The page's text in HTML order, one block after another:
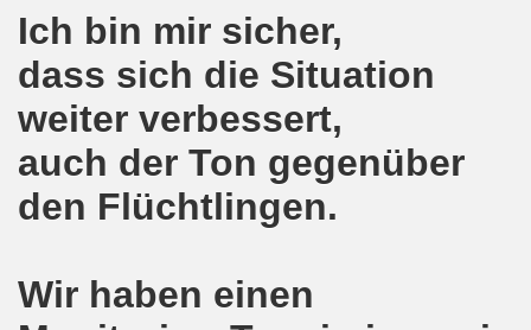
Ich bin mir sicher,
dass sich die Situation
weiter verbessert,
auch der Ton gegenüber
den Flüchtlingen.
Wir haben einen
Bewegung fordert mit über 300facher Stimme: Stoppt
Bewegung ruft auf zum Protest gegen die Angriffe der
mit gutem Start ins Jahr 2018
Bewegung am 18.12.2017 bestärkt die klare Position:
Zeichen der Solidarität der Völker!
ruft zu Protesten und zu Demonstrationen gegen